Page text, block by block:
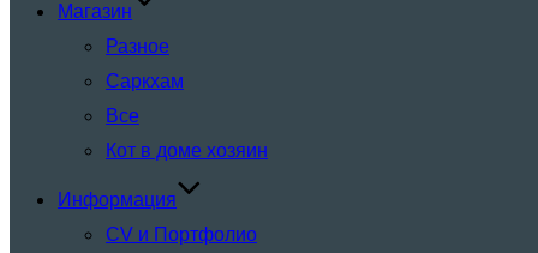
Магазин
Разное
Саркхам
Все
Кот в доме хозяин
Информация
CV и Портфолио